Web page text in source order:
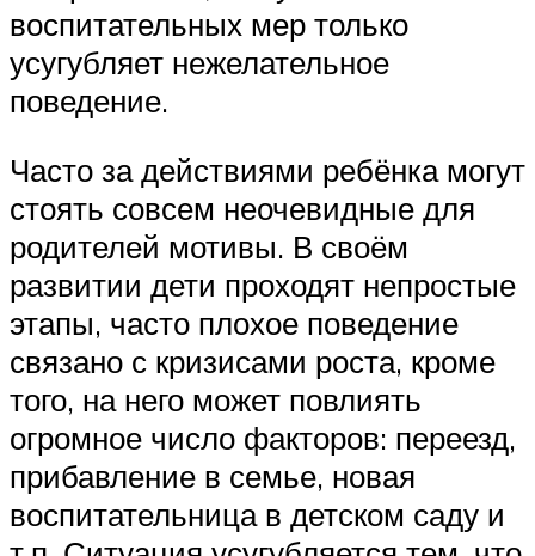
воспитательных мер только
усугубляет нежелательное
поведение.
Часто за действиями ребёнка могут
стоять совсем неочевидные для
родителей мотивы. В своём
развитии дети проходят непростые
этапы, часто плохое поведение
связано с кризисами роста, кроме
того, на него может повлиять
огромное число факторов: переезд,
прибавление в семье, новая
воспитательница в детском саду и